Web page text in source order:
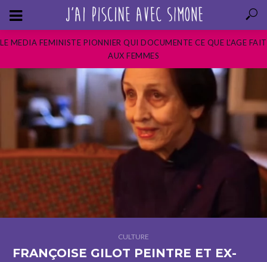
LE MEDIA FEMINISTE PIONNIER QUI DOCUMENTE CE QUE L’AGE FAIT
AUX FEMMES
CULTURE
FRANÇOISE GILOT PEINTRE ET EX-